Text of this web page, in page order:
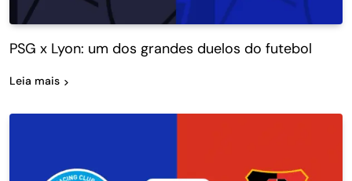
PSG x Lyon: um dos grandes duelos do futebol
Leia mais